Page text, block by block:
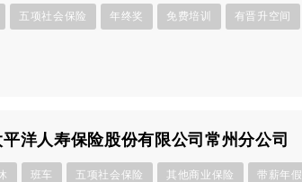
五项社会保险 年终奖 免费培训 有晋升空间
洋人寿保险股份有限公司常州分公司
班车 五项社会保险 其他商业保险 带薪年假